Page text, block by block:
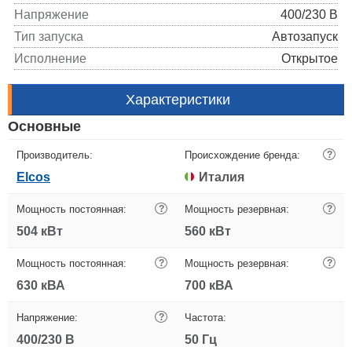
Напряжение
400/230 В
Тип запуска
Автозапуск
Исполнение
Открытое
Характеристики
Основные
Производитель:
Elcos
Происхождение бренда: ?
Италия
Мощность постоянная: ?
504 кВт
Мощность резервная: ?
560 кВт
Мощность постоянная: ?
630 кВА
Мощность резервная: ?
700 кВА
Напряжение: ?
400/230 В
Частота:
50 Гц